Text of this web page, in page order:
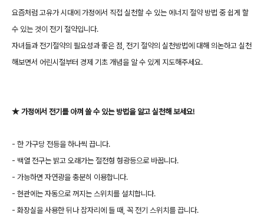
요즘처럼 고유가 시대에 가정에서 직접 실천할 수 있는 에너지 절약 방법 중 쉽게 할
수 있는 것이 전기 절약입니다.
자녀들과 전기절약의 필요성과 좋은 점, 전기 절약의 실천방법에 대해 의논하고 실천
해보면서 어린시절부터 경제 기초 개념을 알 수 있게 지도해주세요.
★ 가정에서 전기를 아껴 쓸 수 있는 방법을 알고 실천해 보세요!
- 한 가구당 전등을 하나씩 끕니다.
- 백열 전구는 밝고 오래가는 절전형 형광등으로 바꿉니다.
- 가능하면 자연광을 충분히 이용합니다.
- 현관에는 자동으로 꺼지는 스위치를 설치합니다.
- 화장실을 사용한 뒤나 잠자리에 들 때, 꼭 전기 스위치를 끕니다.